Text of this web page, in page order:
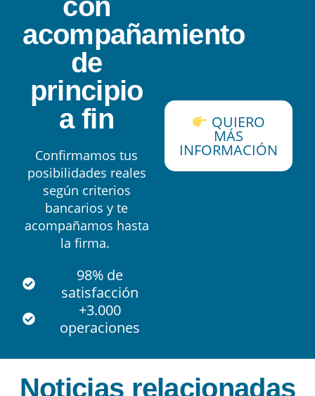
acompañamiento
de
principio
a fin
Confirmamos tus
posibilidades reales
según criterios
bancarios y te
acompañamos hasta
la firma.
98% de
satisfacción
+3.000
operaciones
QUIERO
MÁS
INFORMACIÓN
Noticias relacionadas